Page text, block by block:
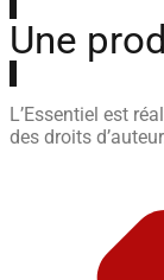
Une
L’Essentiel est
des droits